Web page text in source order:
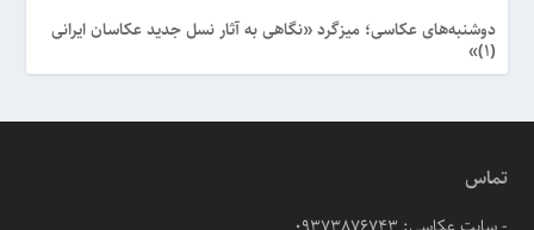
دوشنبه‌های عکاسی؛ میزگرد «نگاهی به آثار نسل جدید عکاسان ایرانی
(۱)»
تماس